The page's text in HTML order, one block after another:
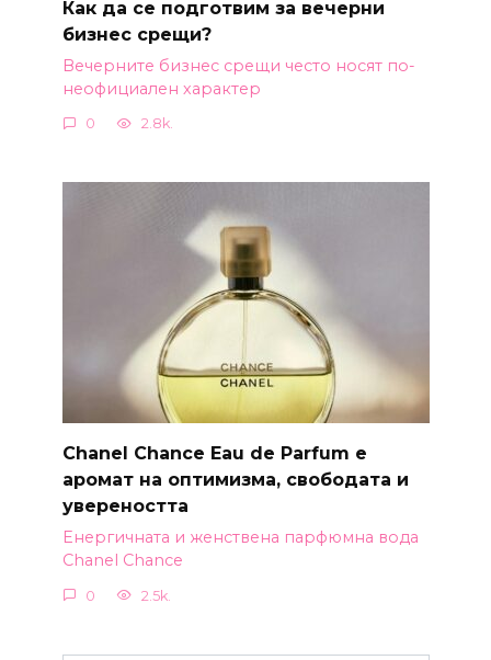
Как да се подготвим за вечерни
бизнес срещи?
Вечерните бизнес срещи често носят по-
неофициален характер
0 2.8k.
Chanel Chance Eau de Parfum е
аромат на оптимизма, свободата и
увереността
Енергичната и женствена парфюмна вода
Chanel Chance
0 2.5k.